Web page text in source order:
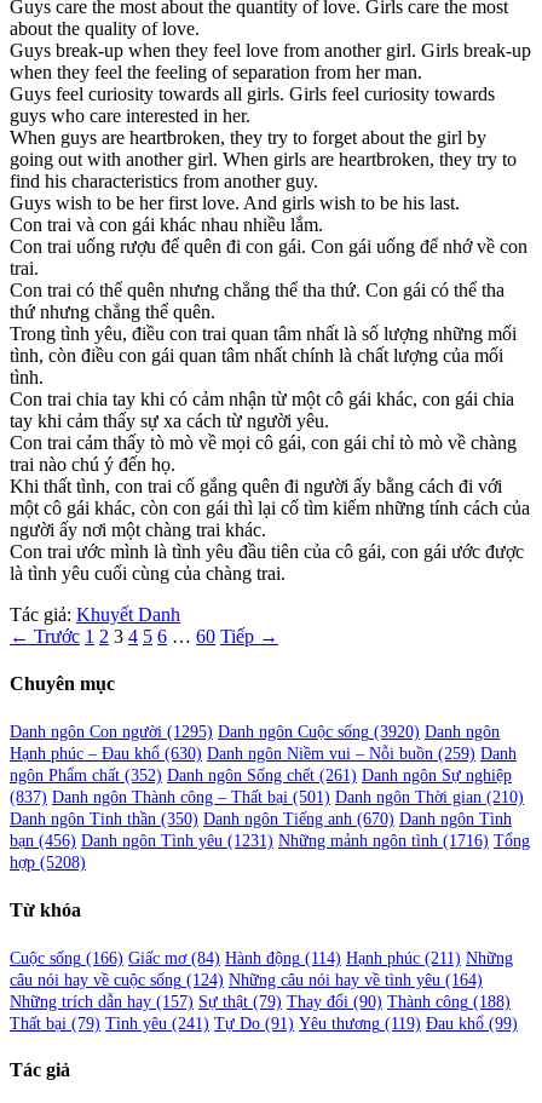
Guys care the most about the quantity of love. Girls care the most
about the quality of love.
Guys break-up when they feel love from another girl. Girls break-up
when they feel the feeling of separation from her man.
Guys feel curiosity towards all girls. Girls feel curiosity towards
guys who care interested in her.
When guys are heartbroken, they try to forget about the girl by
going out with another girl. When girls are heartbroken, they try to
find his characteristics from another guy.
Guys wish to be her first love. And girls wish to be his last.
Con trai và con gái khác nhau nhiều lắm.
Con trai uống rượu để quên đi con gái. Con gái uống để nhớ về con
trai.
Con trai có thể quên nhưng chẳng thể tha thứ. Con gái có thể tha
thứ nhưng chẳng thể quên.
Trong tình yêu, điều con trai quan tâm nhất là số lượng những mối
tình, còn điều con gái quan tâm nhất chính là chất lượng của mối
tình.
Con trai chia tay khi có cảm nhận từ một cô gái khác, con gái chia
tay khi cảm thấy sự xa cách từ người yêu.
Con trai cảm thấy tò mò về mọi cô gái, con gái chỉ tò mò về chàng
trai nào chú ý đến họ.
Khi thất tình, con trai cố gắng quên đi người ấy bằng cách đi với
một cô gái khác, còn con gái thì lại cố tìm kiếm những tính cách của
người ấy nơi một chàng trai khác.
Con trai ước mình là tình yêu đầu tiên của cô gái, con gái ước được
là tình yêu cuối cùng của chàng trai.
Tác giả: Khuyết Danh
Phân
trang
viết
← Trước 1 2 3 4 5 6 … 60 Tiếp →
Chuyên mục
Danh ngôn Con người (1295) Danh ngôn Cuộc sống (3920) Danh ngôn
Hạnh phúc – Đau khổ (630) Danh ngôn Niềm vui – Nỗi buồn (259) Danh
ngôn Phẩm chất (352) Danh ngôn Sống chết (261) Danh ngôn Sự nghiệp
(837) Danh ngôn Thành công – Thất bại (501) Danh ngôn Thời gian (210)
Danh ngôn Tinh thần (350) Danh ngôn Tiếng anh (670) Danh ngôn Tình
bạn (456) Danh ngôn Tình yêu (1231) Những mảnh ngôn tình (1716) Tổng
hợp (5208)
Từ khóa
Cuộc sống (166) Giấc mơ(84) Hành động (114) Hạnh phúc (211) Những
câu nói hay về cuộc sống (124) Những câu nói hay về tình yêu (164)
Những trích dẫn hay (157) Sự thật (79) Thay đổi (90) Thành công (188)
Thất bại (79) Tình yêu (241) Tự Do (91) Yêu thương (119) Đau khổ (99)
Tác giả